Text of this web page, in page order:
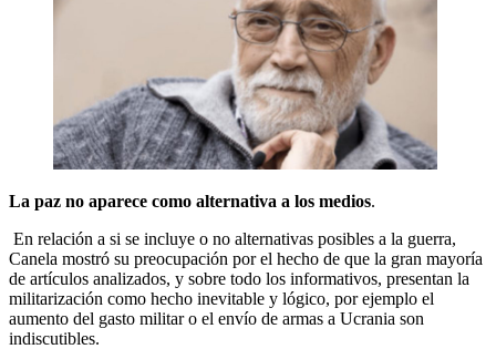
La paz no aparece como alternativa a los medios.
En relación a si se incluye o no alternativas posibles a la guerra,
Canela mostró su preocupación por el hecho de que la gran mayoría
de artículos analizados, y sobre todo los informativos, presentan la
militarización como hecho inevitable y lógico, por ejemplo el
aumento del gasto militar o el envío de armas a Ucrania son
indiscutibles.